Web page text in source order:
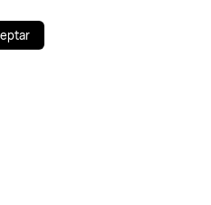
Compartir